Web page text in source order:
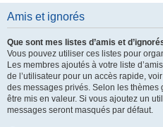
Amis et ignorés
Que sont mes listes d’amis et
Vous pouvez utiliser ces listes pour
Les membres ajoutés à votre liste
de l’utilisateur pour un accès rapide,
des messages privés. Selon les
être mis en valeur. Si vous ajoutez un
messages seront masqués par défaut.